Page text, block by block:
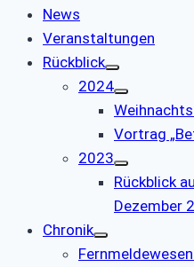
News
Veranstaltungen
Rückblick
2024
Vortrag
2023
Rückblick
Dezember
Chronik